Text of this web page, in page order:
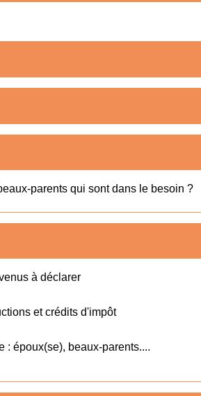
parents qui sont dans le besoin ?
à déclarer
et crédits d'impôt
: époux(se), beaux-parents....